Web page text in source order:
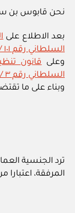
نحن قابوس بن
بعد الاطلاع على
السلطاني رقم ١٠١ / ٩٦
وعلىقانون
السلطاني رقم ٣ / ٨٣
وبناء على ما
ترد الجنسية
المرفقة،